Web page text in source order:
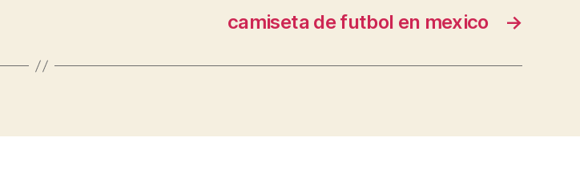
→
camiseta de futbol en mexico